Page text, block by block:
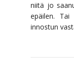
niitä jo
epäilen. Tai
innostun